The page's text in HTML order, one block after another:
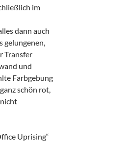
im
dann auch
gelungenen,
Transfer
und
Farbgebung
schön rot,
Uprising“